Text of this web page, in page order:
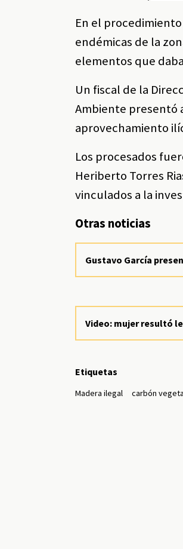
En el
endémicas de la
elementos que
Un fiscal de la
Ambiente presentó
aprovechamiento
Los procesados
Heriberto Torres
vinculados a la
Otras noticias
Gustavo García
Video: mujer resultó
Etiquetas
Madera ilegal carbón